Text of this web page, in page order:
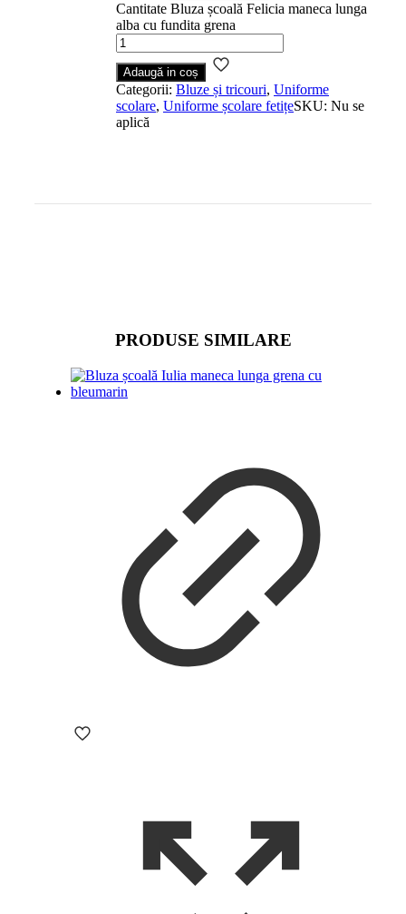
Cantitate Bluza școală Felicia maneca lunga
alba cu fundita grena
Adaugă in coș
Categorii: Bluze și tricouri, Uniforme
scolare, Uniforme școlare fetițeSKU: Nu se
aplică
PRODUSE SIMILARE